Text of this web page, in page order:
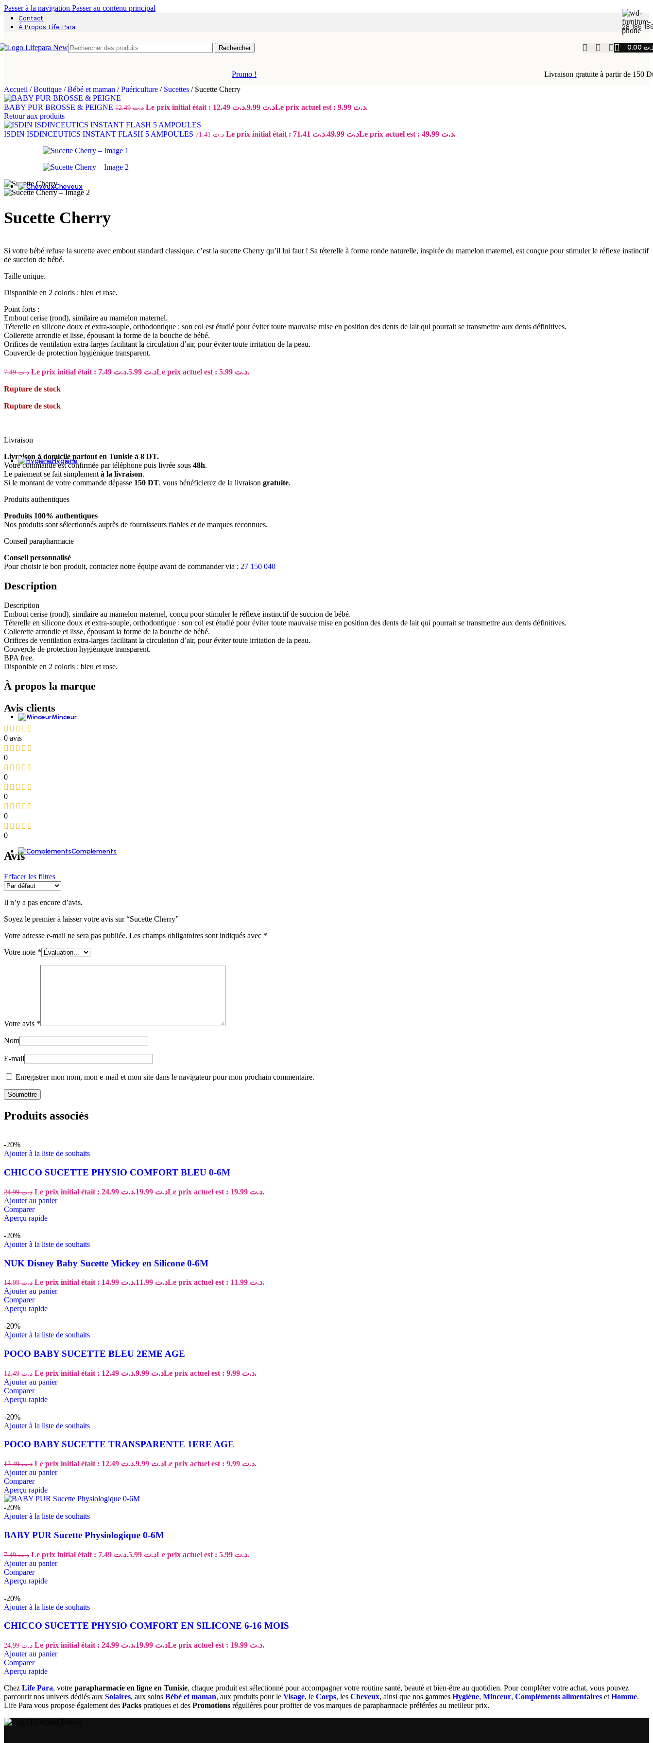
Passer à la navigation Passer au contenu principal
Contact
À Propos Life Para
28 186
Rechercher
Massage
Vernis à ongles
Parfum
Soins des mains
Pieds réparés, confort retrouvé
Cheveux
Shampoing doux et fréquent
Shampoing antipelliculaire
Shampoing anti-poux
Soins défrisant et lissant
Kératine
Capillaire solaire
Proteine Capillaire
Capillaire solaire
Coloration
Soins Antichute
Hygiène
Douche & bain
Gel douche et savon liquide
Savon et bain
Soins buccodentaires
Brosses à dents
Dentifrices
Bain de bouche et solution gingivale
Haleine
Lubrifiant
Anti-acariens et anti-insectes
Hygiène des mains
Déodorants et anti-transpirants
Déodorant aisselles
Déodorant Pieds
Hygiène intime
Toilette intime
Minceur
Compléments
Digestion et transit
Cholestérol et cardiovasculaire
État Grippal
Sphère ORL
Immunité
Anémie
Anti-douleur
Fertilité femme
Anti Oxydant
Prise de poids
Anti cellulite
Défenses Immunitaires
Promo !
Livraison gratuite à partir de 150
Accueil / Boutique / Bébé et maman / Puériculture / Sucettes / Sucette Cherry
BABY PUR BROSSE & PEIGNE د.ت12.49 Le prix initial était : د.ت 12.49. د.ت
Le prix actuel est : د.ت 9.99.
Retour aux produits
ISDIN ISDINCEUTICS INSTANT FLASH 5 AMPOULES د.ت71.41 Le prix initial était : د.ت 71.41. د.ت Le prix actuel est : د.ت 49.99.
Sucette Cherry
Si votre bébé refuse la sucette avec embout standard classique, c’est la sucette Cherry qu’il lui faut ! Sa téterelle à forme ronde naturelle, inspirée du mamelon maternel, est conçue pour stimuler le réflexe instinctif
de succion de bébé.
Taille unique.
Disponible en 2 coloris : bleu et rose.
Point forts :
Embout cerise (rond), similaire au mamelon maternel.
Téterelle en silicone doux et extra-souple, orthodontique : son col est étudié pour éviter toute mauvaise mise en position des dents de lait qui pourrait se transmettre aux dents définitives.
Collerette arrondie et lisse, épousant la forme de la bouche de bébé.
Orifices de ventilation extra-larges facilitant la circulation d’air, pour éviter toute irritation de la peau.
Couvercle de protection hygiénique transparent.
د.ت7.49 Le prix initial était : د.ت 7.49. د.ت Le prix actuel est : د.ت 5.99.
Rupture de stock
Rupture de stock
Livraison
Livraison à domicile partout en Tunisie à 8 DT.
Votre commande est confirmée par téléphone puis livrée sous 48h.
Le paiement se fait simplement à la livraison.
Si le montant de votre commande dépasse 150 DT, vous bénéficierez de la livraison gratuite.
Produits authentiques
Produits 100% authentiques
Nos produits sont sélectionnés auprès de fournisseurs fiables et de marques reconnues.
Conseil parapharmacie
Conseil personnalisé
Pour choisir le bon produit, contactez notre équipe avant de commander via : 27 150 040
Description
Description
Embout cerise (rond), similaire au mamelon maternel, conçu pour stimuler le réflexe instinctif de succion de bébé.
Téterelle en silicone doux et extra-souple, orthodontique : son col est étudié pour éviter toute mauvaise mise en position des dents de lait qui pourrait se transmettre aux dents définitives.
Collerette arrondie et lisse, épousant la forme de la bouche de bébé.
Orifices de ventilation extra-larges facilitant la circulation d’air, pour éviter toute irritation de la peau.
Couvercle de protection hygiénique transparent.
BPA free.
Disponible en 2 coloris : bleu et rose.
À propos la marque
Avis clients
0 avis
0
0
0
0
0
Avis
Effacer les filtres
Il n’y a pas encore d’avis.
Soyez le premier à laisser votre avis sur “Sucette Cherry”
Votre adresse e-mail ne sera pas publiée. Les champs obligatoires sont indiqués avec *
Votre note *
Votre avis *
Nom
E-mail
Enregistrer mon nom, mon e-mail et mon site dans le navigateur pour mon prochain commentaire.
Produits associés
-20%
Ajouter à la liste de souhaits
CHICCO SUCETTE PHYSIO COMFORT BLEU 0-6M
د.ت24.99 Le prix initial était : د.ت 24.99. د.ت
Le prix actuel est : د.ت 19.99.
Ajouter au panier
Comparer
Aperçu rapide
-20%
Ajouter à la liste de souhaits
NUK Disney Baby Sucette Mickey en Silicone 0-6M
د.ت14.99 Le prix initial était : د.ت 14.99. د.ت
Le prix actuel est : د.ت 11.99.
Ajouter au panier
Comparer
Aperçu rapide
-20%
Ajouter à la liste de souhaits
POCO BABY SUCETTE BLEU 2EME AGE
د.ت12.49 Le prix initial était : د.ت 12.49. د.ت
Le prix actuel est : د.ت 9.99.
Ajouter au panier
Comparer
Aperçu rapide
-20%
Ajouter à la liste de souhaits
POCO BABY SUCETTE TRANSPARENTE 1ERE AGE
د.ت12.49 Le prix initial était : د.ت 12.49. د.ت
Le prix actuel est : د.ت 9.99.
Ajouter au panier
Comparer
Aperçu rapide
-20%
Ajouter à la liste de souhaits
BABY PUR Sucette Physiologique 0-6M
د.ت7.49 Le prix initial était : د.ت 7.49. د.ت
Le prix actuel est : د.ت 5.99.
Ajouter au panier
Comparer
Aperçu rapide
-20%
Ajouter à la liste de souhaits
CHICCO SUCETTE PHYSIO COMFORT EN SILICONE 6-16 MOIS
د.ت24.99 Le prix initial était : د.ت 24.99. د.ت
Le prix actuel est : د.ت 19.99.
Ajouter au panier
Comparer
Aperçu rapide
Chez Life Para, votre parapharmacie en ligne en Tunisie, chaque produit est sélectionné pour accompagner votre routine santé, beauté et bien-être au quotidien. Pour compléter votre achat, vous pouvez
parcourir nos univers dédiés aux Solaires, aux soins Bébé et maman, aux produits pour le Visage, le Corps, les Cheveux, ainsi que nos gammes Hygiène, Minceur, Compléments alimentaires et Homme.
Life Para vous propose également des Packs pratiques et des Promotions régulières pour profiter de vos marques de parapharmacie préférées au meilleur prix.